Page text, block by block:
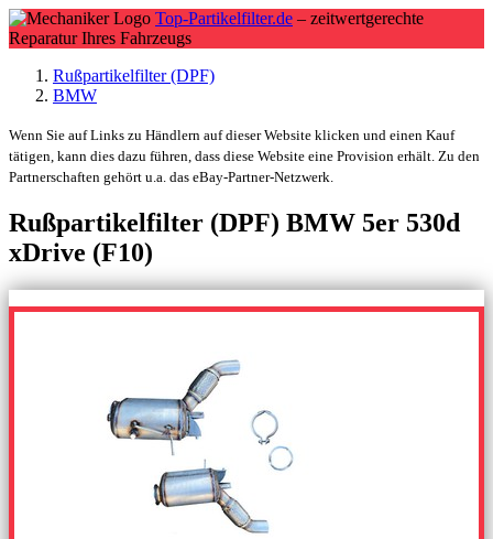
Top-Partikelfilter.de – zeitwertgerechte
Reparatur Ihres Fahrzeugs
Rußpartikelfilter (DPF)
BMW
Wenn Sie auf Links zu Händlern auf dieser Website klicken und einen Kauf
tätigen, kann dies dazu führen, dass diese Website eine Provision erhält. Zu den
Partnerschaften gehört u.a. das eBay-Partner-Netzwerk.
Rußpartikelfilter (DPF) BMW 5er 530d
xDrive (F10)